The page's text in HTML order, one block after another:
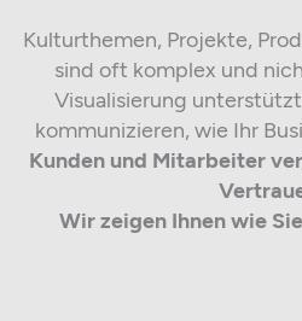
Kulturthemen, Projekte,
sind oft komplex und
Visualisierung
kommunizieren, wie Ihr
Kunden und Mitarbeiter
Wir zeigen Ihnen wie